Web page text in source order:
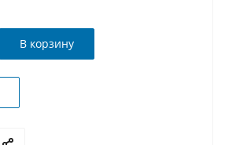
В корзину